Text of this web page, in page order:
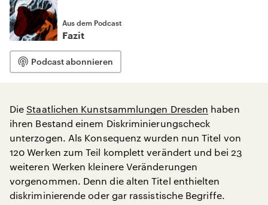
Aus dem Podcast
Fazit
Podcast abonnieren
Die Staatlichen Kunstsammlungen Dresden haben
ihren Bestand einem Diskriminierungscheck
unterzogen. Als Konsequenz wurden nun Titel von
120 Werken zum Teil komplett verändert und bei 23
weiteren Werken kleinere Veränderungen
vorgenommen. Denn die alten Titel enthielten
diskriminierende oder gar rassistische Begriffe.